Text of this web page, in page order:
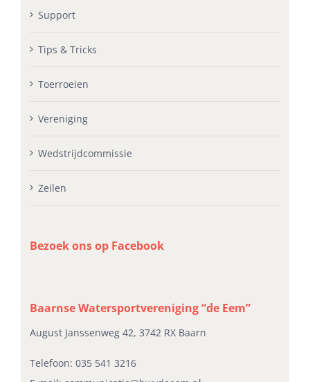
Support
Tips & Tricks
Toerroeien
Vereniging
Wedstrijdcommissie
Zeilen
Bezoek ons op Facebook
Baarnse Watersportvereniging “de Eem”
August Janssenweg 42, 3742 RX Baarn
Telefoon:035 541 3216